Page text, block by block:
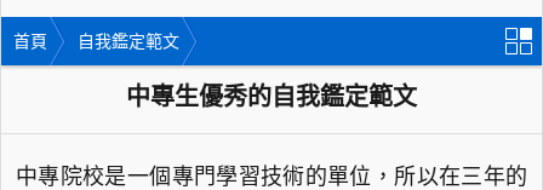
首頁 自我鑑定範文
中專生優秀的自我鑑定範文
中專院校是一個專門學習技術的單位，所以在三年的